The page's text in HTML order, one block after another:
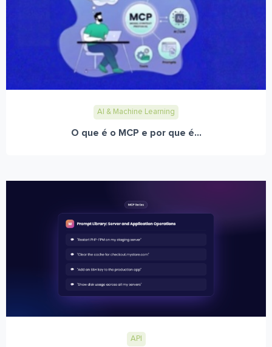
AI & Machine Learning
O que é o MCP e por que é...
API